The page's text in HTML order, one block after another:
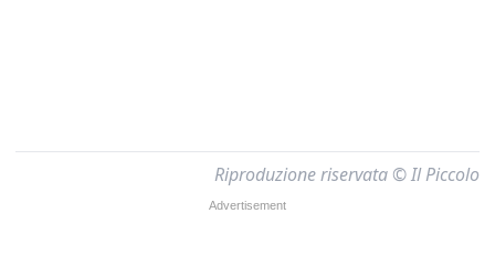
Riproduzione riservata © Il Piccolo